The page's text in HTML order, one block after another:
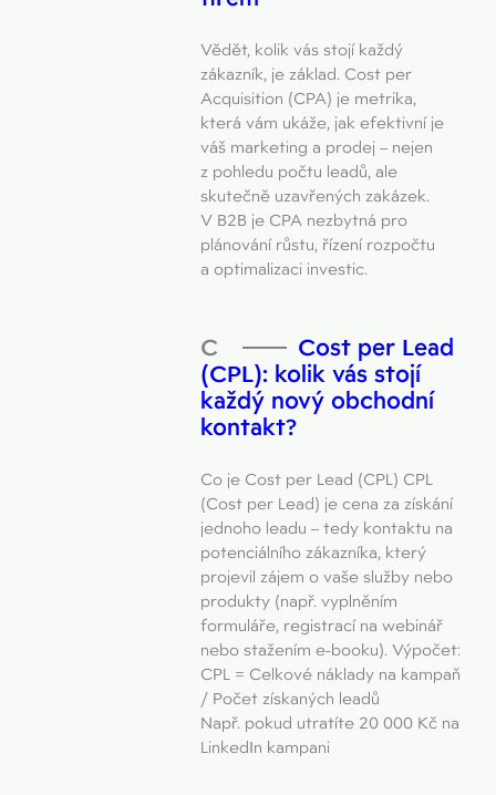
Vědět, kolik vás stojí každý
zákazník, je základ. Cost per
Acquisition (CPA) je metrika,
která vám ukáže, jak efektivní je
váš marketing a prodej – nejen
z pohledu počtu leadů, ale
skutečně uzavřených zakázek.
V B2B je CPA nezbytná pro
plánování růstu, řízení rozpočtu
a optimalizaci investic.
Cost per Lead
(CPL): kolik vás stojí
každý nový obchodní
kontakt?
Co je Cost per Lead (CPL) CPL
(Cost per Lead) je cena za získání
jednoho leadu – tedy kontaktu na
potenciálního zákazníka, který
projevil zájem o vaše služby nebo
produkty (např. vyplněním
formuláře, registrací na webinář
nebo stažením e-booku). Výpočet:
CPL = Celkové náklady na kampaň
/ Počet získaných leadů
Např. pokud utratíte 20 000 Kč na
LinkedIn kampani